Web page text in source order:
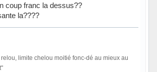
coup franc la dessus??
la????
limite chelou moitié fonc-dé au mieux au